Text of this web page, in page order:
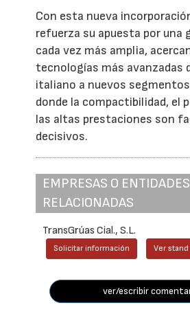
Con esta nueva
refuerza su apuesta por una
cada vez más amplia,
tecnologías más avanzadas
italiano a nuevos
donde la compactibilidad, el
las altas prestaciones son
decisivos.
EMPRESAS O ENTIDADES
RELACIONADAS
TransGrúas Cial., S.L.
Solicitar información Ver
ver/escribir